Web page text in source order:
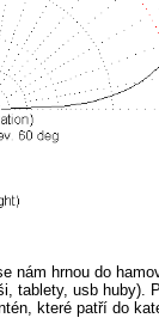
nám hrnou do
tablety, usb
které patří do